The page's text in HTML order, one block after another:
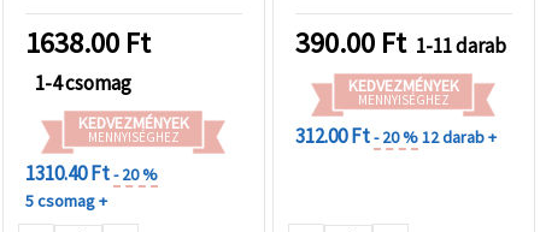
1638.00 Ft
1-4 csomag
KEDVEZMÉNYEK
MENNYISÉGHEZ
1310.40 Ft- 20 %
5 csomag +
390.00 Ft 1-11 darab
KEDVEZMÉNYEK
MENNYISÉGHEZ
312.00 Ft- 20 %12 darab +